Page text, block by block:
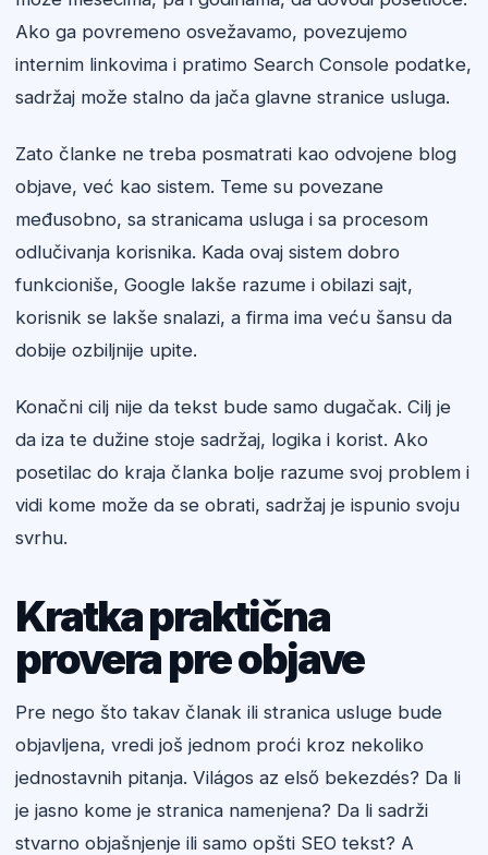
Ako ga povremeno osvežavamo, povezujemo
internim linkovima i pratimo Search Console podatke,
sadržaj može stalno da jača glavne stranice usluga.
Zato članke ne treba posmatrati kao odvojene blog
objave, već kao sistem. Teme su povezane
međusobno, sa stranicama usluga i sa procesom
odlučivanja korisnika. Kada ovaj sistem dobro
funkcioniše, Google lakše razume i obilazi sajt,
korisnik se lakše snalazi, a firma ima veću šansu da
dobije ozbiljnije upite.
Konačni cilj nije da tekst bude samo dugačak. Cilj je
da iza te dužine stoje sadržaj, logika i korist. Ako
posetilac do kraja članka bolje razume svoj problem i
vidi kome može da se obrati, sadržaj je ispunio svoju
svrhu.
Kratka praktična
provera pre objave
Pre nego što takav članak ili stranica usluge bude
objavljena, vredi još jednom proći kroz nekoliko
jednostavnih pitanja. Világos az első bekezdés? Da li
je jasno kome je stranica namenjena? Da li sadrži
stvarno objašnjenje ili samo opšti SEO tekst? A